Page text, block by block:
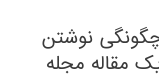
نوشتن
مقاله مجله